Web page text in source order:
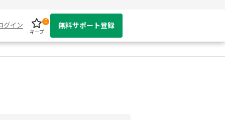
グイン
キープ
0
無料サポート登録